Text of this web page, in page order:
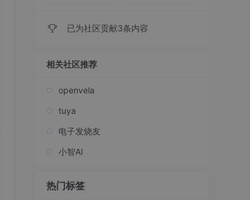
已为社区贡献3条内容
相关社区推荐
openvela
tuya
电子发烧友
小智AI
热门标签